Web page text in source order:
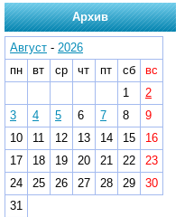
Архив
Август - 2026
пн
вт ср чт пт сб
вс
1
2
3
4 5 6 7 8
9
10
11 12 13 14 15
16
17
18 19 20 21 22
23
24
25 26 27 28 29
30
31